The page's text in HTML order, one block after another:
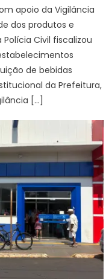
apoio da Vigilância
dos produtos e
Civil fiscalizou
de bebidas
da Prefeitura,
[…]